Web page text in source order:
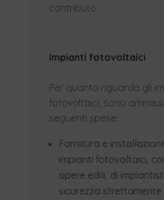
contributo.
Impianti fotovoltaici
Per quanto riguarda gli
fotovoltaici, sono
seguenti spese:
Fornitura e
impianti fotovoltaici,
opere edili, di
sicurezza strettamente